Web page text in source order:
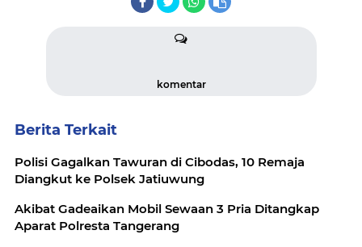
komentar
Berita Terkait
Polisi Gagalkan Tawuran di Cibodas, 10 Remaja
Diangkut ke Polsek Jatiuwung
Akibat Gadeaikan Mobil Sewaan 3 Pria Ditangkap
Aparat Polresta Tangerang